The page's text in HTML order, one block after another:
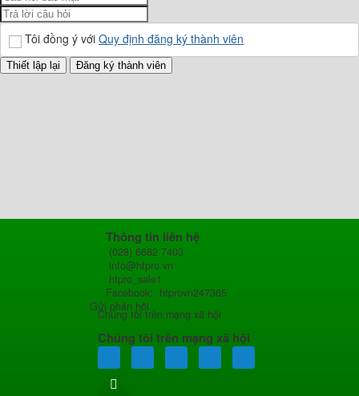
Thông tin liên hệ
(028) 6682 7403
info@htpro.vn
htpro_sale1
Facebook: htprovn247365
Gửi phản hồi
Chúng tôi trên mạng xã hội
Chúng tôi trên mạng xã hội
Tôi đồng ý với Quy định đăng ký thành viên